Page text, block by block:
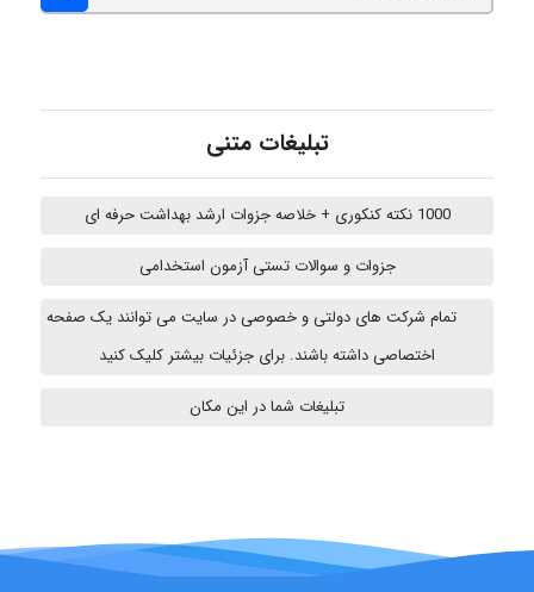
fatima
تبلیغات متنی
1000 نکته کنکوری + خلاصه جزوات ارشد بهداشت حرفه ای
جزوات و سوالات تستی آزمون استخدامی
تمام شرکت های دولتی و خصوصی در سایت می توانند یک صفحه
اختصاصی داشته باشند. برای جزئیات بیشتر کلیک کنید
تبلیغات شما در این مکان